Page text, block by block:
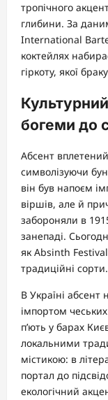
тропічного
глибини. За
International
коктейлях
гіркоту, якої
богеми до
Абсент
символізуючи
він був напоєм
віршів, але й
забороняли в
занепаді.
як Absinth
традиційні сорти.
В Україні абсент
імпортом
п’ють у барах
локальними
містикою: в
портал до
екологічний